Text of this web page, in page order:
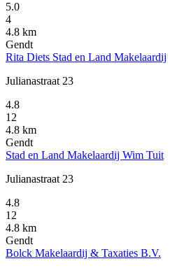
5.0
4
4.8 km
Gendt
Rita Diets Stad en Land Makelaardij
Julianastraat 23
4.8
12
4.8 km
Gendt
Stad en Land Makelaardij Wim Tuit
Julianastraat 23
4.8
12
4.8 km
Gendt
Bolck Makelaardij & Taxaties B.V.